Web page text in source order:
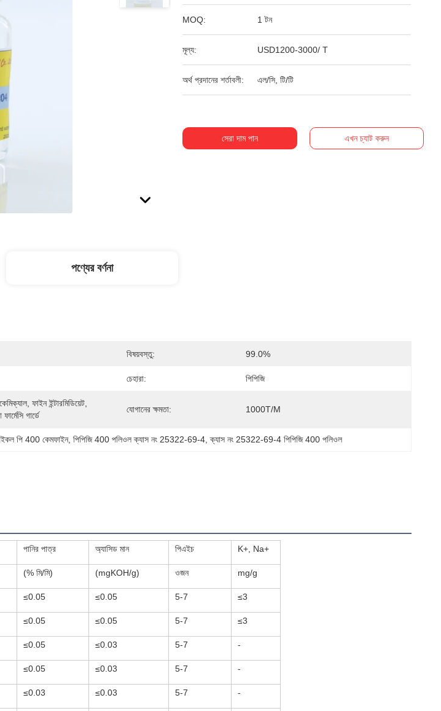
MOQ: 1 টন
মূল্য: USD1200-3000/ T
অর্থ প্রদানের শর্তাবলী: এল/সি, টি/টি
সেরা দাম পান এখন চ্যাট করুন
পণ্যের বর্ণনা
বিষয়বস্তু: 99.0%
চেহারা: পিপিজি
ফাইন ইন্টারমিডিয়েট,
গার্ডে
যোগানের ক্ষমতা: 1000T/m
পি 400 কেমফাইন, পিপিজি 400 পলিওল ক্যাস নং 25322-69-4 , ক্যাস নং 25322-69-4 পিপিজি 400 পলিওল
পানির পাত্র অ্যাসিড মান পিএইচ K+, Na+
(% মি/মি) (mgKOH/g) ওজন mg/g
≤0.05 ≤0.05 5-7 ≤3
≤0.05 ≤0.05 5-7 ≤3
≤0.05 ≤0.03 5-7 -
≤0.05 ≤0.03 5-7 -
≤0.03 ≤0.03 5-7 -